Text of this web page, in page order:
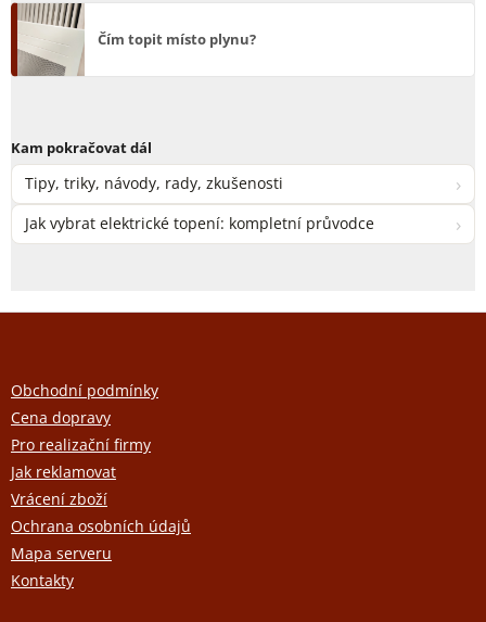
Čím topit místo plynu?
Kam pokračovat dál
Tipy, triky, návody, rady, zkušenosti
›
Jak vybrat elektrické topení: kompletní průvodce ›
Z
aObchodní podmínky
Cena dopravy
Pro realizační firmy
Jak reklamovat
Vrácení zboží
Ochrana osobních údajů
Mapa serveru
Kontakty